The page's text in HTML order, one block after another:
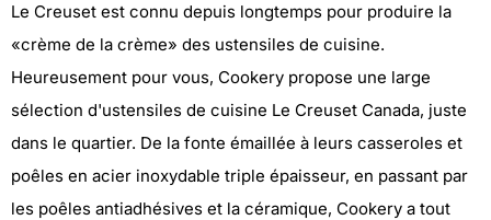
Le Creuset est connu depuis longtemps pour produire la
«crème de la crème» des ustensiles de cuisine.
Heureusement pour vous, Cookery propose une large
sélection d'ustensiles de cuisine Le Creuset Canada, juste
dans le quartier. De la fonte émaillée à leurs casseroles et
poêles en acier inoxydable triple épaisseur, en passant par
les poêles antiadhésives et la céramique, Cookery a tout